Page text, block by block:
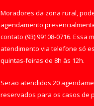
Moradores da zona rural,
agendamento
contato (93) 99108-0716. Essa
atendimento via telefone só
quintas-feiras de 8h às 12h.
Serão atendidos 20
reservados para os casos de